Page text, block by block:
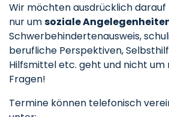
Wir möchten ausdrücklich darauf
nur umsoziale
Schwerbehindertenausweis,
berufliche Perspektiven,
Hilfsmittel etc. geht und nicht um
Fragen!
Termine können telefonisch